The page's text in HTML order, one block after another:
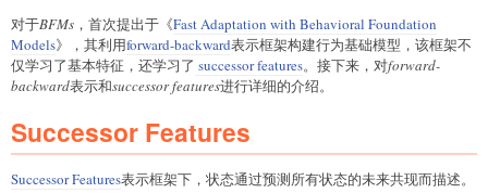
对于BFMs ，首次提出于《Fast Adaptation with Behavioral Foundation
Models》，其利用forward-backward表示框架构建行为基础模型，该框架不
仅学习了基本特征，还学习了 successor features。接下来，对forward-
backward表示和successor features进行详细的介绍。
Successor Features
Successor Features表示框架下，状态通过预测所有状态的未来共现而描述。